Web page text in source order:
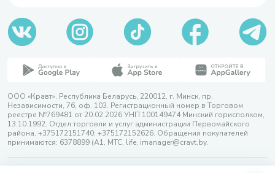
ООО «Кравт». Республика Беларусь, 220012, г. Минск, пр.
Независимости, 76, оф. 103. Регистрационный номер в Торговом
реестре №769481 от 20.02.2026 УНП 100149474 Минский горисполком,
13.10.1992. Отдел торговли и услуг администрации Первомайского
района, +375172151740; +375172152626. Обращения покупателей
принимаются: 6378899 (А1, МТС, life, imanager@cravt.by.